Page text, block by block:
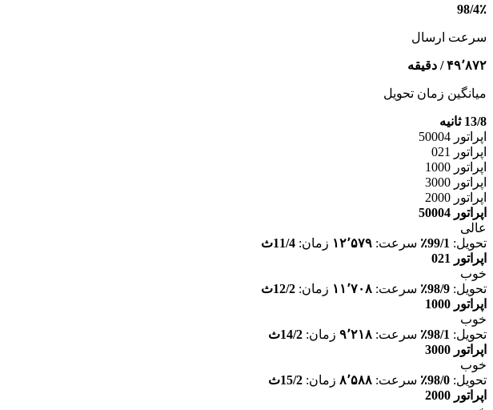
98/4٪
سرعت ارسال
۴۹٬۸۷۲ / دقیقه
میانگین زمان تحویل
13/8 ثانیه
اپراتور 50004
اپراتور 021
اپراتور 1000
اپراتور 3000
اپراتور 2000
اپراتور 50004
عالی
تحویل: 99/1٪ سرعت: ۱۲٬۵۷۹ زمان: 11/4ث
اپراتور 021
خوب
تحویل: 98/9٪ سرعت: ۱۱٬۷۰۸ زمان: 12/2ث
اپراتور 1000
خوب
تحویل: 98/1٪ سرعت: ۹٬۲۱۸ زمان: 14/2ث
اپراتور 3000
خوب
تحویل: 98/0٪ سرعت: ۸٬۵۸۸ زمان: 15/2ث
اپراتور 2000